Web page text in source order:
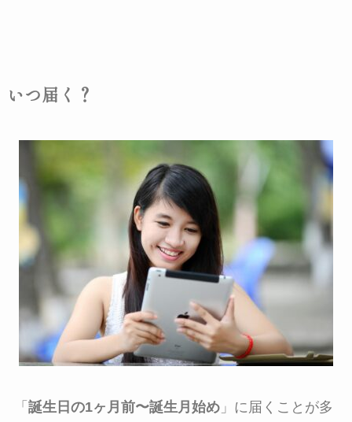
いつ届く？
「 誕生日の1ヶ月前〜誕生月始め」に届くことが多